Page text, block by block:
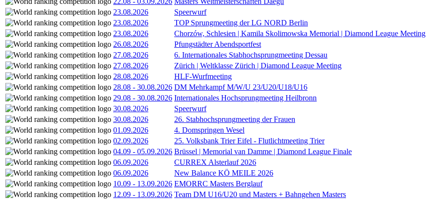
23.08.2026
Speerwurf
23.08.2026
TOP Sprungmeeting der LG NORD Berlin
23.08.2026
Chorzów, Schlesien | Kamila Skolimowska Memorial | Diamond League Meeting
26.08.2026
Pfungstädter Abendsportfest
27.08.2026
6. Internationales Stabhochsprungmeeting Dessau
27.08.2026
Zürich | Weltklasse Zürich | Diamond League Meeting
28.08.2026
HLF-Wurfmeeting
28.08 - 30.08.2026 DM Mehrkampf M/W/U 23/U20/U18/U16
29.08 - 30.08.2026 Internationales Hochsprungmeeting Heilbronn
30.08.2026
Speerwurf
30.08.2026
26. Stabhochsprungmeeting der Frauen
01.09.2026
4. Domspringen Wesel
02.09.2026
25. Volksbank Trier Eifel - Flutlichtmeeting Trier
04.09 - 05.09.2026 Brüssel | Memorial van Damme | Diamond League Finale
06.09.2026
CURREX Alsterlauf 2026
06.09.2026
New Balance KÖ MEILE 2026
10.09 - 13.09.2026 EMORRC Masters Berglauf
12.09 - 13.09.2026 Team DM U16/U20 und Masters + Bahngehen Masters